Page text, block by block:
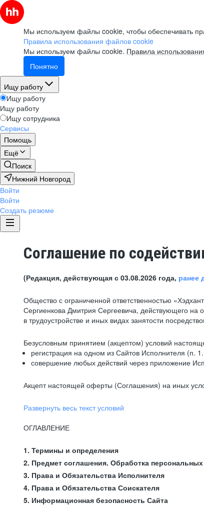
Мы используем файлы cookie, чтобы обеспечивать
Правила использования файлов cookie
Мы используем файлы cookie. Правила
Понятно
Ищу работу
Ищу работу
Ищу работу
Ищу сотрудника
Сервисы
Помощь
Ещё
Поиск
Нижний Новгород
Войти
Войти
Создать резюме
Соглашение по
(Редакция, действующая с 03.08.2026 года, ранее
Общество с ограниченной ответственностью
Сергиенкова Дмитрия Сергеевича, действующего
в трудоустройстве и иных видах занятости
Безусловным принятием (акцептом) условий
регистрация на одном из Сайтов Исполнителя (п.
совершение любых действий через приложение
Акцепт настоящей оферты (Соглашения) на иных
Развернуть весь текст условий
ОГЛАВЛЕНИЕ
1. Термины и определения
2. Предмет соглашения. Обработка
3. Права и Обязательства Исполнителя
4. Права и Обязательства Соискателя
5. Информационная безопасность Сайта